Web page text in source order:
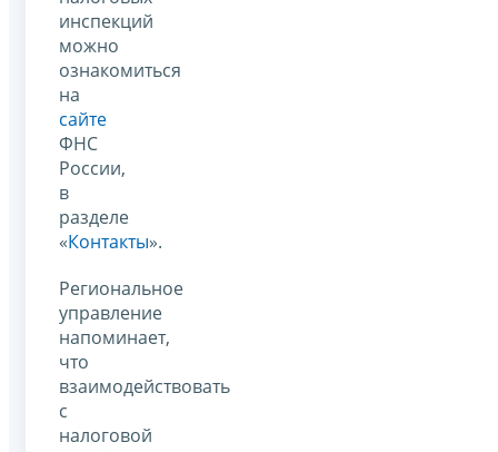
инспекций
можно
ознакомиться
на
сайте
ФНС
России,
в
разделе
«Контакты».
Региональное
управление
напоминает,
что
взаимодействовать
с
налоговой